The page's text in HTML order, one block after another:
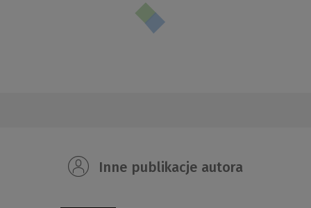
Inne publikacje autora